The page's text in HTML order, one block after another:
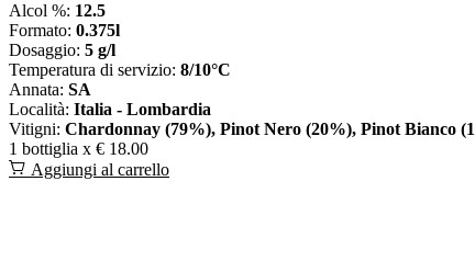
Alcol %: 12.5
Formato: 0.375l
Dosaggio: 5 g/l
Temperatura di servizio: 8/10°C
Annata: SA
Località: Italia - Lombardia
Vitigni: Chardonnay (79%), Pinot Nero (20%), Pinot Bianco
1 bottiglia x € 18.00
Aggiungi al carrello